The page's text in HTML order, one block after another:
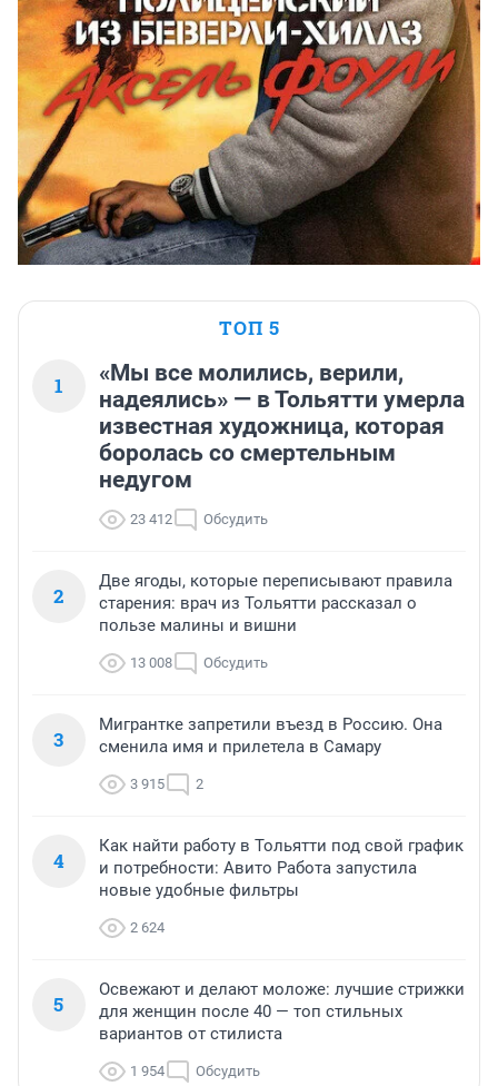
ТОП 5
1
«Мы все молились, верили,
надеялись» — в Тольятти умерла
известная художница, которая
боролась со смертельным
недугом
23 412 Обсудить
2
Две ягоды, которые переписывают правила
старения: врач из Тольятти рассказал о
пользе малины и вишни
13 008 Обсудить
3
Мигрантке запретили въезд в Россию. Она
сменила имя и прилетела в Самару
3 915 2
4
Как найти работу в Тольятти под свой график
и потребности: Авито Работа запустила
новые удобные фильтры
2 624
5
Освежают и делают моложе: лучшие стрижки
для женщин после 40 — топ стильных
вариантов от стилиста
1 954 Обсудить